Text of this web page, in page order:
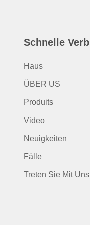
Schnelle
Haus
ÜBER US
Produits
Video
Neuigkeiten
Fälle
Treten Sie Mit